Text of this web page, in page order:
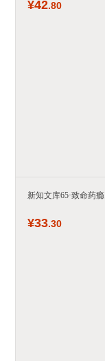
¥42.80
新知文库65·致命药瘾
¥33.30